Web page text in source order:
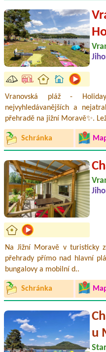
Vranovská pláž -
nejvyhledávanějších a
přehradě na jižní Moravě✨.
Schránka
Na Jižní Moravě v turisticky
přehrady přímo nad hlavní
bungalovy a mobilní d..
Schránka
u